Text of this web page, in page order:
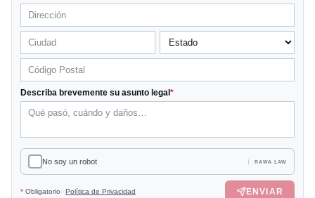
Describa brevemente su asunto legal *
No soy un robot RAWA LAW
* Obligatorio Política de Privacidad ENVIAR